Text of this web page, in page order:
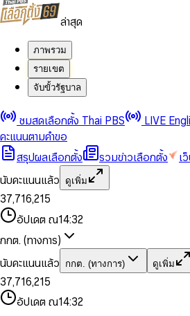
ล่าสุด
ภาพรวม
รายเขต
จับขั้วรัฐบาล
ชมสดเลือกตั้ง Thai PBS LIVE
คะแนนตามคำขอ
สรุปผลเลือกตั้ง
รวมข่าวเลือกตั้ง
เ
นับคะแนนแล้ว
ดูเพิ่ม
0
1
2
3
4
5
6
8
9
0
1
2
3
4
5
6
7
8
9
,
0
1
2
4
6
7
8
9
0
1
2
3
4
5
6
7
8
9
0
1
3
5
6
7
8
9
,
1
2
4
5
7
8
9
0
1
3
4
6
7
8
9
0
2
3
4
5
7
8
อัปเดต ณ14:32
กกต. (ทางการ)
นับคะแนนแล้ว
กกต. (ทางการ) ดูเพิ่ม
0
1
2
3
4
5
0
1
2
4
5
6
7
8
9
,
0
1
2
4
6
7
8
9
0
1
2
3
0
1
3
5
6
7
8
,
1
2
4
0
1
3
0
2
3
4
5
7
อัปเดต ณ14:32